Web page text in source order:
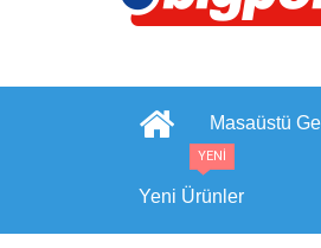
Masaüstü
Yeni Ürünler
YENİ